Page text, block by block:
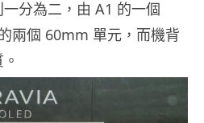
分為二，由 A1 的一個
兩個 60mm 單元，而機背